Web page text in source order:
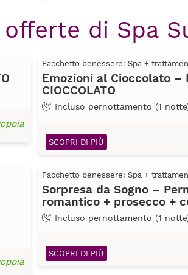
di Spa
Pacchetto benessere: Spa +
Emozioni al Cioccolato –
CIOCCOLATO
Incluso pernottamento (1
SCOPRI DI PIÙ
Pacchetto benessere: Spa +
Sorpresa da Sogno –
romantico + prosecco +
Incluso pernottamento (1
SCOPRI DI PIÙ